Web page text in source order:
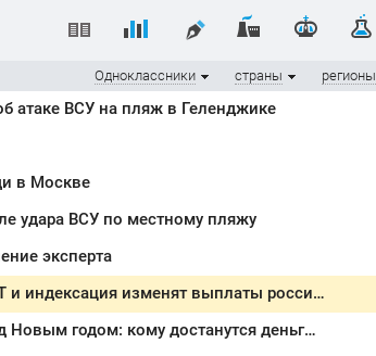
регионы
страны
Одноклассники
атаке ВСУ на пляж в Геленджике
в Москве
удара ВСУ по местному пляжу
эксперта
Январь и февраль принесут прибавку: как новый МРОТ и индексация изменят выплаты россиянам в 2027 году
Пенсионерам хотят выплатить до 24 432 рублей перед Новым годом: кому достанутся деньги и когда